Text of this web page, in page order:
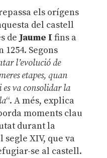
els orígens
del castell
de Jaume I fins a
Segons
l’evolució de
etapes, quan
va consolidar la
“. A més, explica
moments clau
durant la
segle XIV, que va
se al castell.